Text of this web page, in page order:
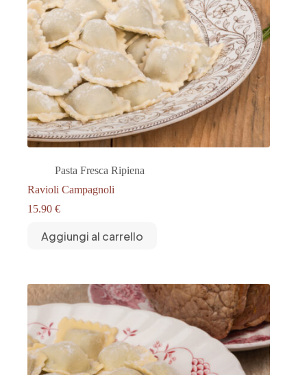
Pasta Fresca Ripiena
Ravioli Campagnoli
15.90 €
Aggiungi al carrello